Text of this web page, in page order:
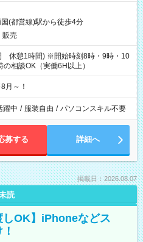
国(都営線)駅から徒歩4分
販売
休憩1時間) ※開始時刻8時・9時・10
相談OK（実働6H以上）
月～！
躍中 / 服装自由 / パソコンスキル不要
募する 詳細へ
掲載日：2026.08.07
読
しOK】iPhoneなどス